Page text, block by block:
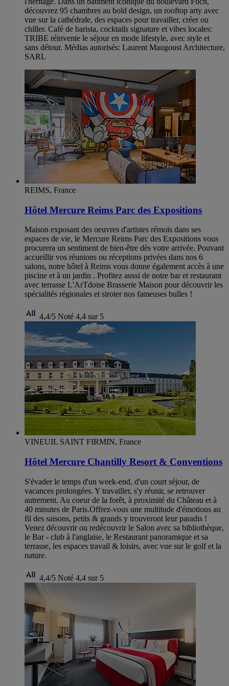
découvrez 95 chambres au bold design, un rooftop arty avec
vue sur la cathédrale, des espaces pour travailler, créer ou
chiller. Café de barista, cocktails signature et vibes locales:
TRIBE réinvente le séjour en mode lifestyle, avec style et
sans détour. Médias autorisés: Laurent Maugoust Architecture,
SARL
REIMS, France
Hôtel Mercure Reims Parc des Expositions
Maison exposant des oeuvres d'artistes rémois dans ses
espaces de vie, le Mercure Reims Parc des Expositions vous
procurera un sentiment de bien-être dès votre arrivée. Pouvant
accueillir vos réunions ou réceptions privées dans nos 6
salons, notre hôtel à Reims vous donne également accès à une
piscine et à un jardin . Profitez aussi de notre bar et restaurant
avec terrasse L'ArTdoise Brasserie Maison pour découvrir les
spécialités régionales et siroter nos fameuses bulles !
4,4/5 Noté 4,4 sur 5
VINEUIL SAINT FIRMIN, France
Hôtel Mercure Chantilly Resort & Conventions
S'évader le temps d'un week-end, d'un court séjour, de
vacances prolongées. Y travailler, s'y réunir, se retrouver
autrement. Au coeur de la forêt, à proximité du Château et à
40 minutes de Paris.Offrez-vous une multitude d'émotions au
fil des saisons, petits & grands y trouveront leur paradis !
Venez découvrir ou redécouvrir le Salon avec sa bibliothèque,
le Bar - club à l'anglaise, le Restaurant panoramique et sa
terrasse, les espaces travail & loisirs, avec vue sur le golf et la
nature.
4,4/5 Noté 4,4 sur 5